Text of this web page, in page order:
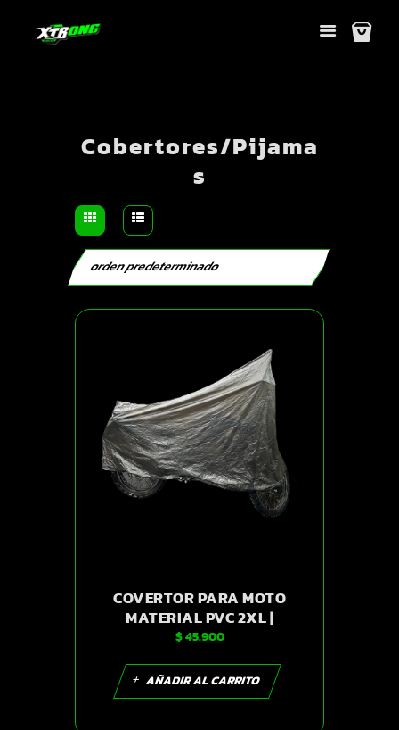
Cobertores/Pijama
s
COVERTOR PARA MOTO
MATERIAL PVC 2XL |
SKU15441
$45.900
AÑADIR AL CARRITO